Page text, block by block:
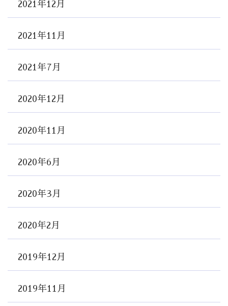
2021年12月
2021年11月
2021年7月
2020年12月
2020年11月
2020年6月
2020年3月
2020年2月
2019年12月
2019年11月